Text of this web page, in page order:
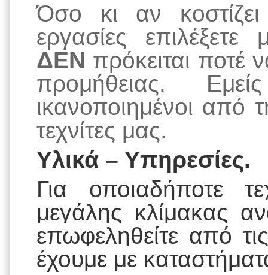
Όσο κι αν
εργασίες
ΔΕΝ πρόκειται ποτέ
προμήθειας.
ικανοποιημένοι από
τεχνίτες μας.
Υλικά – Υπηρεσίες.
Για οποιαδήποτε
μεγάλης κλίμακας
επωφεληθείτε από
έχουμε με